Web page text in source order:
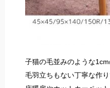
子猫の毛並みのような1cm
毛羽立ちもない丁寧な作